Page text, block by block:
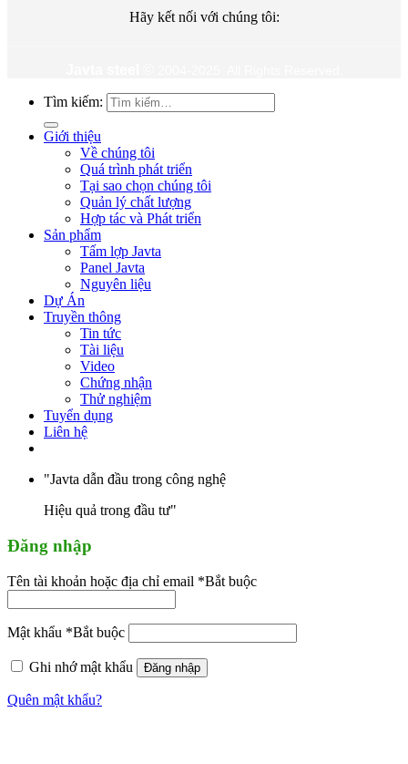
Hãy kết nối với chúng tôi:
Tìm kiếm:
Giới thiệu
Về chúng tôi
Quá trình phát triển
Tại sao chọn chúng tôi
Quản lý chất lượng
Hợp tác và Phát triển
Sản phẩm
Tấm lợp Javta
Panel Javta
Nguyên liệu
Dự Án
Truyền thông
Tin tức
Tài liệu
Video
Chứng nhận
Thử nghiệm
Tuyển dụng
Liên hệ
"Javta dẫn đầu trong công nghệ
Hiệu quả trong đầu tư"
Đăng nhập
Tên tài khoản hoặc địa chỉ email *Bắt buộc
Mật khẩu *Bắt buộc
Ghi nhớ mật khẩu Đăng nhập
Quên mật khẩu?